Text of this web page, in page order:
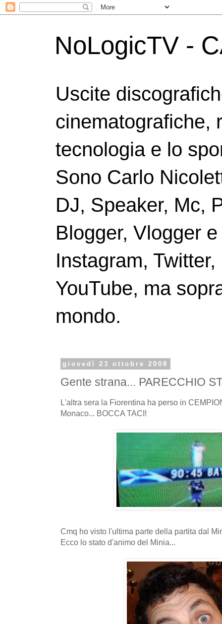
NoLogicTV -
Uscite
cinematografiche,
tecnologia e lo
Sono Carlo
DJ, Speaker, Mc,
Blogger, Vlogger
Instagram,
YouTube, ma
mondo.
giovedì 23 ottobre 2008
Gente strana... PARECCHIO
L'altra sera la Fiorentina ha perso in
Monaco... BOCCA TACI!
Cmq ho visto l'ultima parte della partita dal
Ecco lo stato d'animo del Minia...